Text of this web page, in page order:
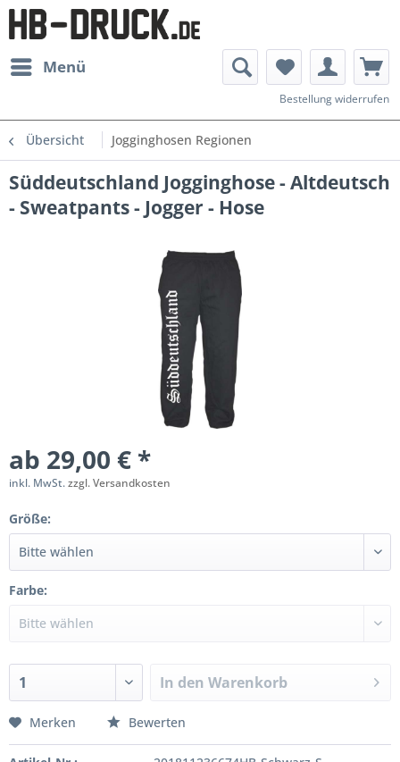
Menü
Bestellung widerrufen
Übersicht Jogginghosen Regionen
Süddeutschland Jogginghose - Altdeutsch
- Sweatpants - Jogger - Hose
ab 29,00 € *
inkl. MwSt.zzgl. Versandkosten
Größe:
Farbe:
In den Warenkorb
Merken Bewerten